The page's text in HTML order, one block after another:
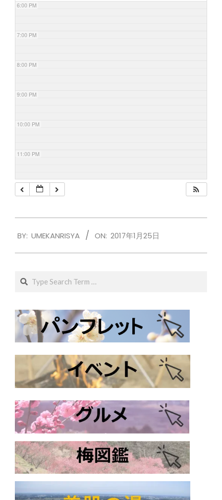
6:00 PM
7:00 PM
8:00 PM
9:00 PM
10:00 PM
11:00 PM
01-
BY: UMEKANRISYA ON: 2017年1月25日
Search